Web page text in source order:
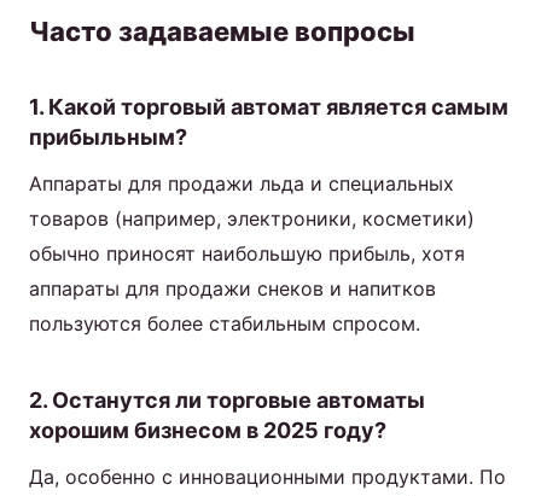
Часто задаваемые вопросы
1. Какой торговый автомат является самым
прибыльным?
Аппараты для продажи льда и специальных
товаров (например, электроники, косметики)
обычно приносят наибольшую прибыль, хотя
аппараты для продажи снеков и напитков
пользуются более стабильным спросом.
2. Останутся ли торговые автоматы
хорошим бизнесом в 2025 году?
Да, особенно с инновационными продуктами. По